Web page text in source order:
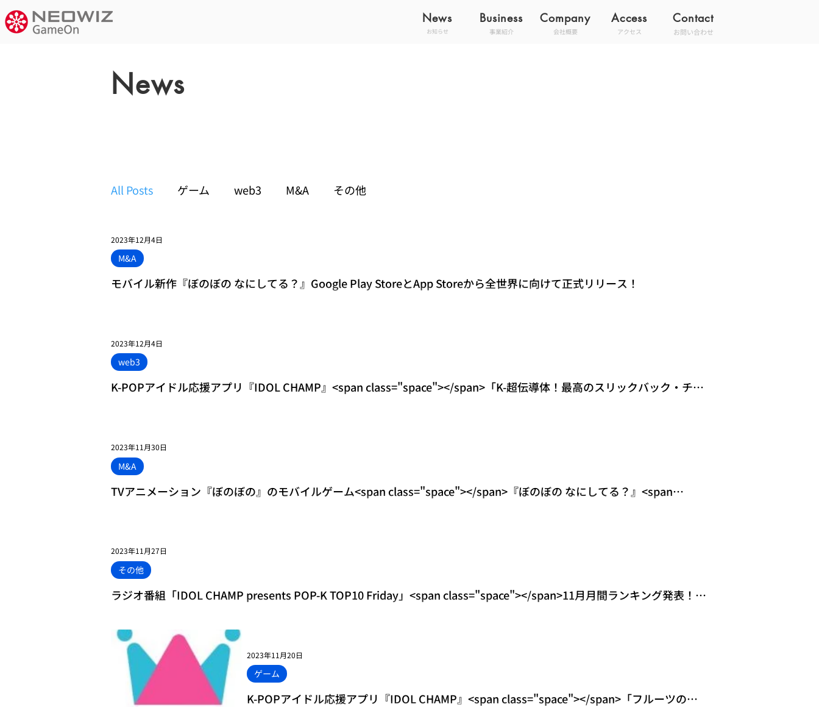
News Business
お知らせ 事業紹介
Access Contact
アクセス お問い合わせ
Company
会社概要
News
All Posts ゲーム web3 M&A その他
モバイル新作『ぼのぼの なにしてる？』Google Play StoreとApp Storeから全世界に向けて正式リリース！
M&A
2023年12月4日
K-POPアイドル応援アプリ『IDOL CHAMP』<span class="space"></span>「K-超伝導体！最高のスリックバック・チャ
web3
2023年12月4日
TVアニメーション『ぼのぼの』のモバイルゲーム<span class="space"></span>『ぼのぼの なにしてる？』<span
M&A
2023年11月30日
ラジオ番組「IDOL CHAMP presents POP-K TOP10 Friday」<span class="space"></span>11月月間ランキング発表！
その他
2023年11月27日
K-POPアイドル応援アプリ『IDOL CHAMP』<span class="space"></span>「フルーツのよ
ゲーム
2023年11月20日